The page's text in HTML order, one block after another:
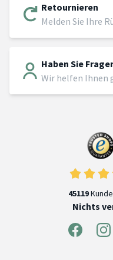
Retournieren
Melden Sie Ihre
Haben Sie
Wir helfen Ihnen
45119
Nichts